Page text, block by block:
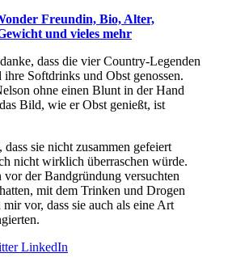
Freundin, Bio, Alter,
und vieles mehr
dass die vier Country-Legenden
ihre Softdrinks und Obst genossen.
ohne einen Blunt in der Hand
Bild, wie er Obst genießt, ist
sie nicht zusammen gefeiert
nicht wirklich überraschen würde.
vor der Bandgründung versuchten
mit dem Trinken und Drogen
vor, dass sie auch als eine Art
LinkedIn